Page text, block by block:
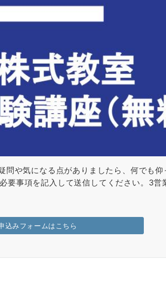
や気になる点がありましたら、何でも
要事項を記入して送信してください。3
込みフォームはこちら